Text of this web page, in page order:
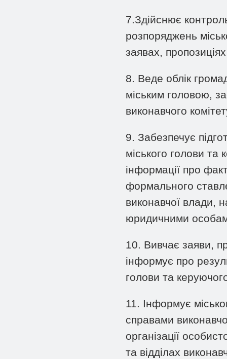
7.Здійснює
розпоряджень
заявах,
8. Веде облік
міським головою,
виконавчого
9. Забезпечує
міського голови та
інформації про
формального
виконавчої влади,
юридичними
10. Вивчає заяви,
інформує про
голови та
11. Інформує
справами
організації
та відділах